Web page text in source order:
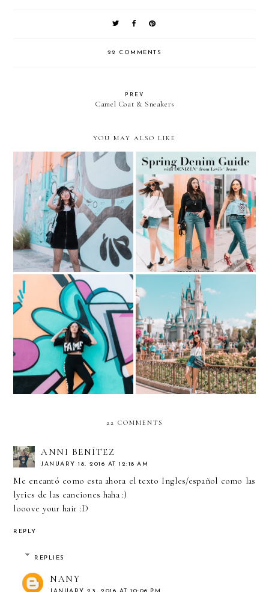
22 COMMENTS
PREV
Camel Coat & Sneakers
YOU MAY ALSO LIKE
Fishnets, overalls, and
clear aviators
Spring Denim Guide…with
DENIZEN® from Levi’s®
Jeans
Fame & Famous
The Magic Of Disney
World- Cinderella's Castle
22 COMMENTS
ANNI BENÍTEZ
JANUARY 18, 2016 AT 12:18 AM
Me encantó como esta ahora el texto Ingles/español como las
lyrics de las canciones haha :)
looove your hair :D
REPLY
REPLIES
NANY